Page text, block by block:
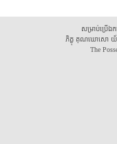
សម្រាប់ប្រើឯ
ភិក្ខុ គុណឃោសោ យ័ញ
The